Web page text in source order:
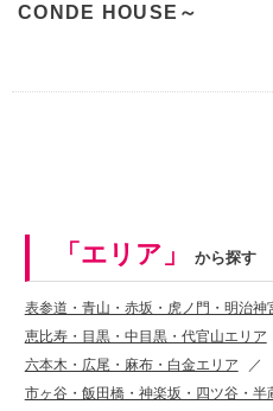
CONDE HOUSE～
「エリア」 から探す
表参道・青山・赤坂・虎ノ門・明治神
恵比寿・目黒・中目黒・代官山エリア
六本木・広尾・麻布・白金エリア
市ヶ谷・飯田橋・神楽坂・四ツ谷・半